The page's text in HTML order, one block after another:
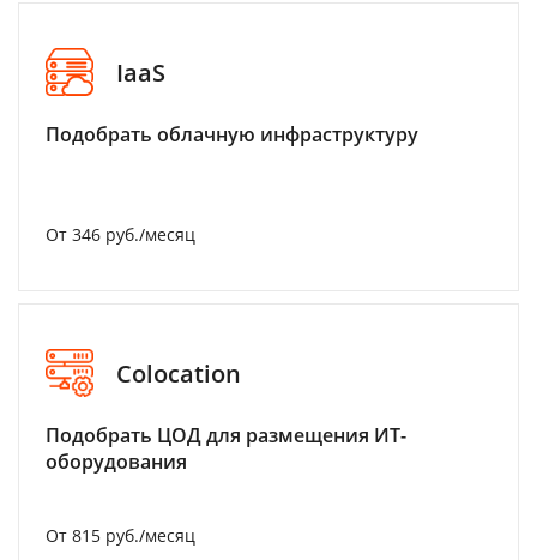
IaaS
Подобрать облачную инфраструктуру
От 346 руб./месяц
Colocation
Подобрать ЦОД для размещения ИТ-
оборудования
От 815 руб./месяц